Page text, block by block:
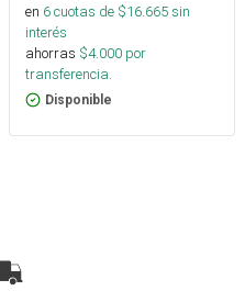
en 6cuotas de $16.665sin
interés
ahorras $4.000 por
transferencia.
Disponible